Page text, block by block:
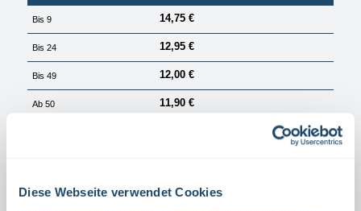
Diese Webseite verwendet Cookies
Bis9 14,75 €
Bis24 12,95 €
Bis49 12,00 €
Ab50 11,90 €
Größeauswählen